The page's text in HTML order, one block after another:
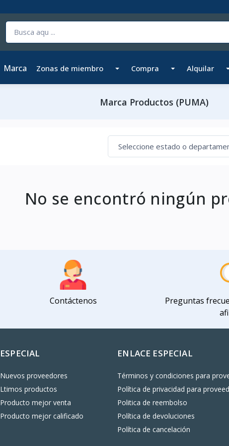
Marca Zonas de miembro Compra Alquilar
Marca Productos (PUMA)
No se encontró ningún
Contáctenos
Preguntas
ESPECIAL
Nuevos proveedores
Ltimos productos
Producto mejor venta
Producto mejor calificado
ENLACE ESPECIAL
Términos y condiciones para
Política de privacidad para
Politica de reembolso
Política de devoluciones
Política de cancelación